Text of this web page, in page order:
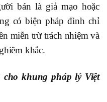
bán là giả mạo hoặc
có biện pháp đình chỉ
miễn trừ trách nhiệm và
khắc.
khung pháp lý Việt